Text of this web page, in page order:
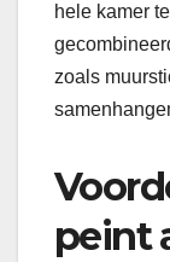
hele kamer
zoals
peint